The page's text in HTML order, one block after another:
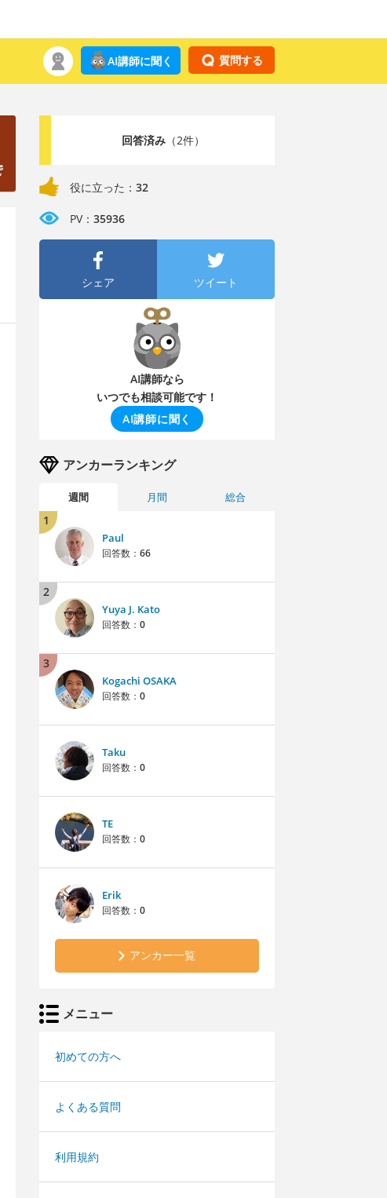
質問する
AI講師に聞く
回答済み（2件）
役に立った： 32
PV： 35936
シェア ツイート
AI講師なら
いつでも相談可能です！
AI講師に聞く
アンカーランキング
週間 月間 総合
1
Paul
回答数： 66
2
Yuya J. Kato
回答数： 0
3
Kogachi OSAKA
回答数： 0
Taku
回答数： 0
TE
回答数： 0
Erik
回答数： 0
アンカー一覧
メニュー
初めての方へ
よくある質問
利用規約